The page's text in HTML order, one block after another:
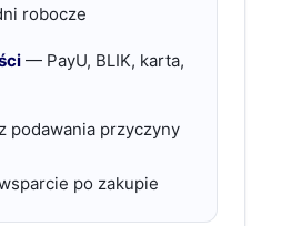
robocze
— PayU, BLIK, karta,
podawania przyczyny
po zakupie